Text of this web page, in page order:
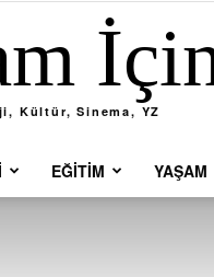
Kültür, Sinema, YZ
EĞITIM YAŞAM